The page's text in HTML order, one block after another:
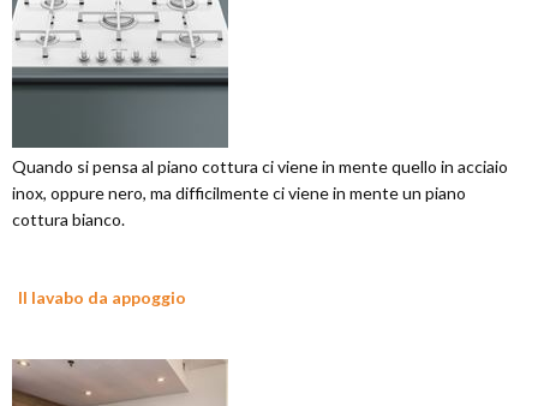
Quando si pensa al piano cottura ci viene in mente quello in acciaio
inox, oppure nero, ma difficilmente ci viene in mente un piano
cottura bianco.
Il lavabo da appoggio